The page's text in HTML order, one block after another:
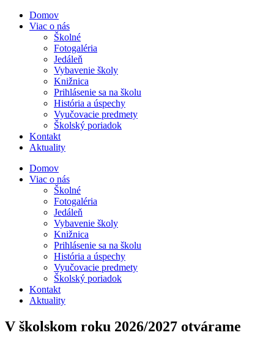
Domov
Viac o nás
Školné
Fotogaléria
Jedáleň
Vybavenie školy
Knižnica
Prihlásenie sa na školu
História a úspechy
Vyučovacie predmety
Školský poriadok
Kontakt
Aktuality
Domov
Viac o nás
Školné
Fotogaléria
Jedáleň
Vybavenie školy
Knižnica
Prihlásenie sa na školu
História a úspechy
Vyučovacie predmety
Školský poriadok
Kontakt
Aktuality
V školskom roku 2026/2027 otvárame